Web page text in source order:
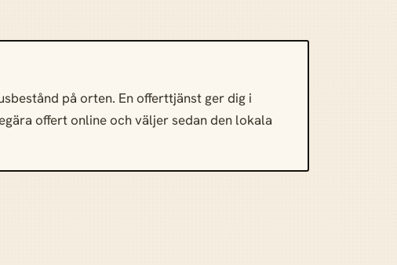
på orten. En offerttjänst ger dig i
offert online och väljer sedan den lokala